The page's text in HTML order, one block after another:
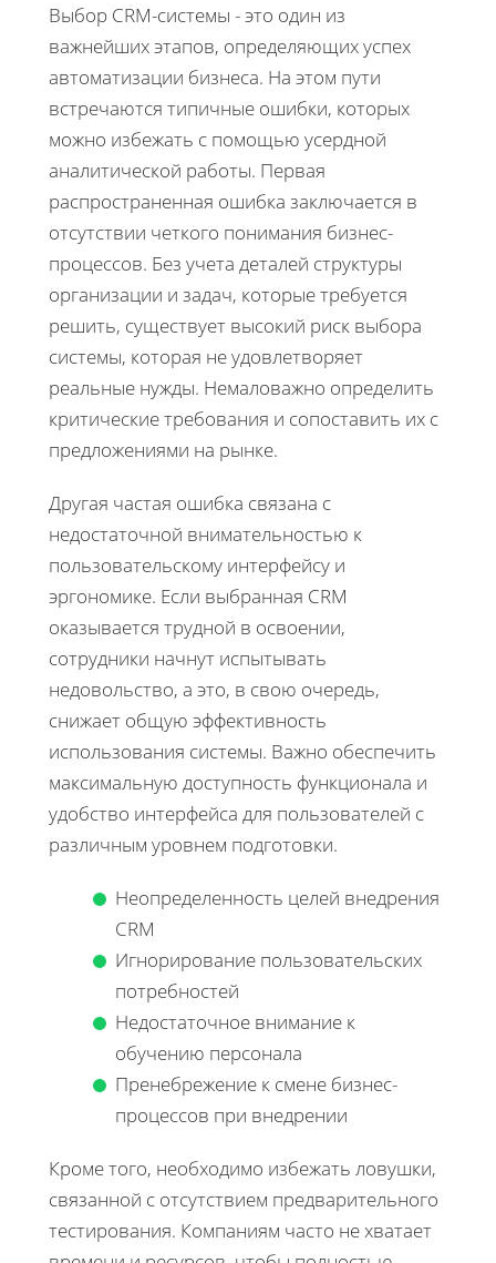
Выбор CRM-системы - это один из
важнейших этапов, определяющих успех
автоматизации бизнеса. На этом пути
встречаются типичные ошибки, которых
можно избежать с помощью усердной
аналитической работы. Первая
распространенная ошибка заключается в
отсутствии четкого понимания бизнес-
процессов. Без учета деталей структуры
организации и задач, которые требуется
решить, существует высокий риск выбора
системы, которая не удовлетворяет
реальные нужды. Немаловажно определить
критические требования и сопоставить их с
предложениями на рынке.
Другая частая ошибка связана с
недостаточной внимательностью к
пользовательскому интерфейсу и
эргономике. Если выбранная CRM
оказывается трудной в освоении,
сотрудники начнут испытывать
недовольство, а это, в свою очередь,
снижает общую эффективность
использования системы. Важно обеспечить
максимальную доступность функционала и
удобство интерфейса для пользователей с
различным уровнем подготовки.
Неопределенность целей внедрения
CRM
Игнорирование пользовательских
потребностей
Недостаточное внимание к
обучению персонала
Пренебрежение к смене бизнес-
процессов при внедрении
Кроме того, необходимо избежать ловушки,
связанной с отсутствием предварительного
тестирования. Компаниям часто не хватает